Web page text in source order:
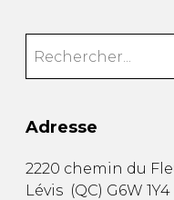
Adresse
2220 chemin du
Lévis (QC) G6W 1Y4